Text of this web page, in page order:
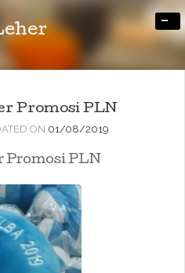
-
Promosi PLN
ON 01/08/2019
Promosi PLN